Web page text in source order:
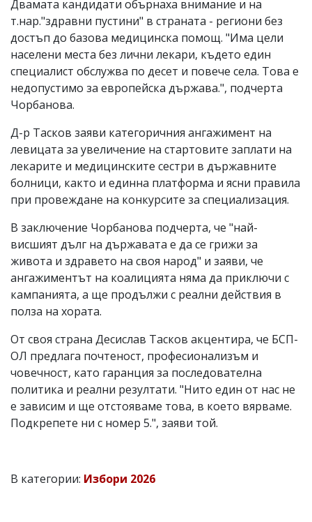
Двамата кандидати обърнаха внимание и на
т.нар."здравни пустини" в страната - региони без
достъп до базова медицинска помощ. "Има цели
населени места без лични лекари, където един
специалист обслужва по десет и повече села. Това е
недопустимо за европейска държава.", подчерта
Чорбанова.
Д-р Тасков заяви категоричния ангажимент на
левицата за увеличение на стартовите заплати на
лекарите и медицинските сестри в държавните
болници, както и единна платформа и ясни правила
при провеждане на конкурсите за специализация.
В заключение Чорбанова подчерта, че "най-
висшият дълг на държавата е да се грижи за
живота и здравето на своя народ" и заяви, че
ангажиментът на коалицията няма да приключи с
кампанията, а ще продължи с реални действия в
полза на хората.
От своя страна Десислав Тасков акцентира, че БСП-
ОЛ предлага почтеност, професионализъм и
човечност, като гаранция за последователна
политика и реални резултати. "Нито един от нас не
е зависим и ще отстояваме това, в което вярваме.
Подкрепете ни с номер 5.", заяви той.
В категории: Избори 2026